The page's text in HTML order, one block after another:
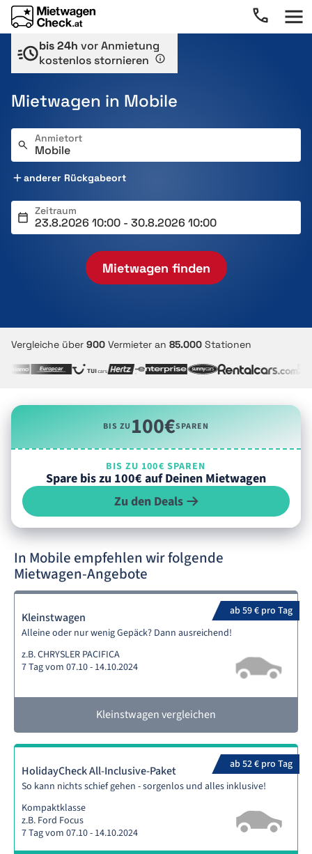
bis 24h vor Anmietung
kostenlos stornieren
Mietwagen in Mobile
Anmietort
anderer Rückgabeort
Zeitraum
Mietwagen finden
Vergleiche über 900 Vermieter an 85.000 Stationen
BIS ZU100€SPAREN
BIS ZU 100€ SPAREN
Spare bis zu 100€ auf Deinen Mietwagen
Zu den Deals
In Mobile empfehlen wir folgende
Mietwagen-Angebote
ab 59 € pro Tag
Kleinstwagen
Alleine oder nur wenig Gepäck? Dann ausreichend!
z.B. CHRYSLER PACIFICA
7 Tag vom 07.10 - 14.10.2024
Kleinstwagen vergleichen
ab 52 € pro Tag
HolidayCheck All-Inclusive-Paket
So kann nichts schief gehen - sorgenlos und alles inklusive!
Kompaktklasse
z.B. Ford Focus
7 Tag vom 07.10 - 14.10.2024